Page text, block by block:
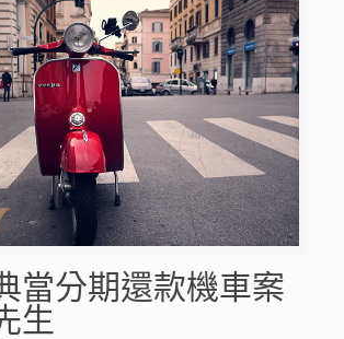
當分期還款機車案
生